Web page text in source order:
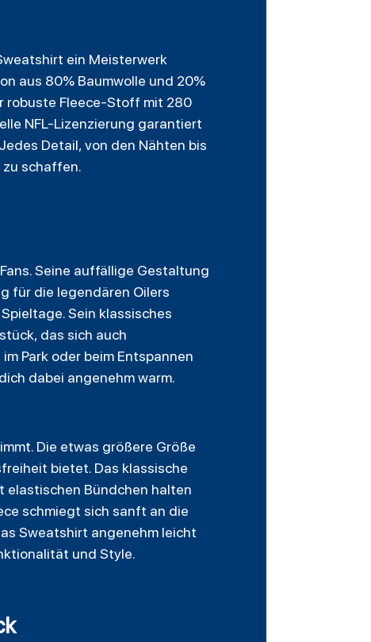
ein Meisterwerk
aus 80% Baumwolle und 20%
robuste Fleece-Stoff mit 280
NFL-Lizenzierung garantiert
Detail, von den Nähten bis
schaffen.
Seine auffällige Gestaltung
für die legendären Oilers
Sein klassisches
das sich auch
Park oder beim Entspannen
dabei angenehm warm.
Die etwas größere Größe
bietet. Das klassische
elastischen Bündchen halten
schmiegt sich sanft an die
Sweatshirt angenehm leicht
und Style.